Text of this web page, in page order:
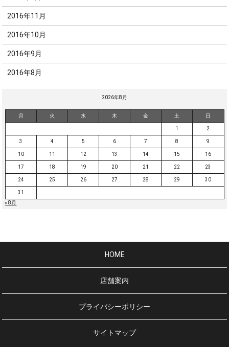
2016年11月
2016年10月
2016年9月
2016年8月
2026年8月
月 火 水 木 金 土 日
1 2
3 4 5 6 7 8 9
10 11 12 13 14 15 16
17 18 19 20 21 22 23
24 25 26 27 28 29 30
31
« 8月
HOME
店舗案内
プライバシーポリシー
サイトマップ